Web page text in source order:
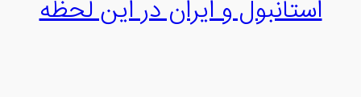
استانبول و ایران در این لحظه